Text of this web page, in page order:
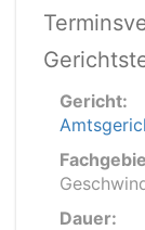
Gericht:
Dauer: